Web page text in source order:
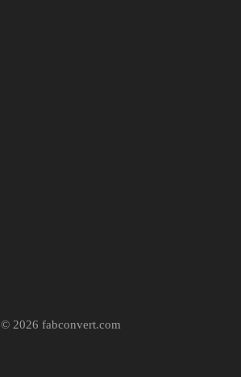
© 2026 fabconvert.com